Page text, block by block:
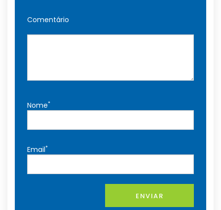
Comentário
Nome*
Email*
ENVIAR